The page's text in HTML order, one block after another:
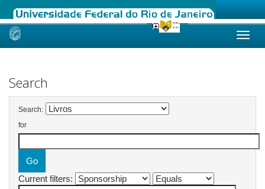
Skip
Search
Search:
for
Current filters: